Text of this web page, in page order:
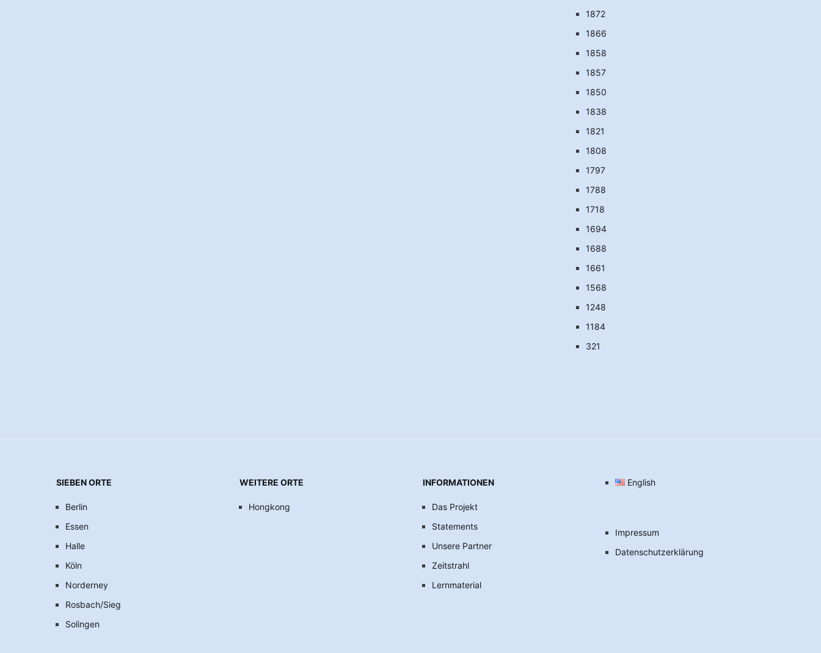
1872
1866
1858
1857
1850
1838
1821
1808
1797
1788
1718
1694
1688
1661
1568
1248
1184
321
SIEBEN ORTE
Berlin
Essen
Halle
Köln
Norderney
Rosbach/Sieg
Solingen
WEITERE ORTE
Hongkong
INFORMATIONEN
Das Projekt
Statements
Unsere Partner
Zeitstrahl
Lernmaterial
English
Impressum
Datenschutzerklärung